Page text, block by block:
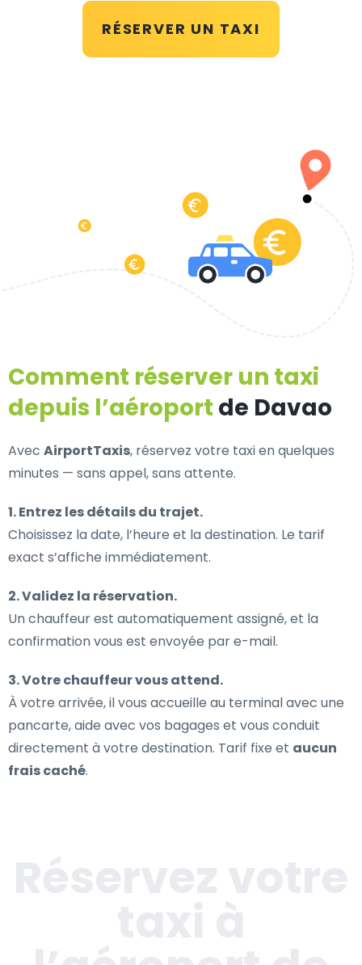
RÉSERVER UN TAXI
Comment réserver un taxi
depuis l’aéroport de Davao
Avec AirportTaxis, réservez votre taxi en quelques
minutes — sans appel, sans attente.
1. Entrez les détails du trajet.
Choisissez la date, l’heure et la destination. Le tarif
exact s’affiche immédiatement.
2. Validez la réservation.
Un chauffeur est automatiquement assigné, et la
confirmation vous est envoyée par e-mail.
3. Votre chauffeur vous attend.
À votre arrivée, il vous accueille au terminal avec une
pancarte, aide avec vos bagages et vous conduit
directement à votre destination. Tarif fixe et aucun
frais caché.